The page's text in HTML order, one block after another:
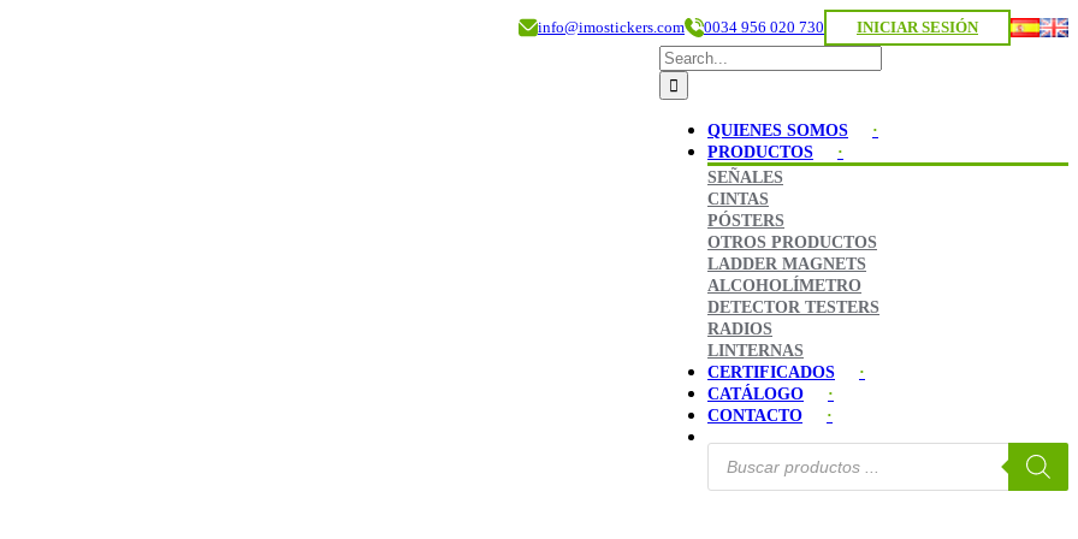
info@imostickers.com 0034 956 020 730 INICIAR SESIÓN
Search
for:
QUIENES SOMOS
PRODUCTOS
SEÑALES
CINTAS
PÓSTERS
OTROS PRODUCTOS
LADDER MAGNETS
ALCOHOLÍMETRO
DETECTOR TESTERS
RADIOS
LINTERNAS
CERTIFICADOS
CATÁLOGO
CONTACTO
Búsqueda
productos